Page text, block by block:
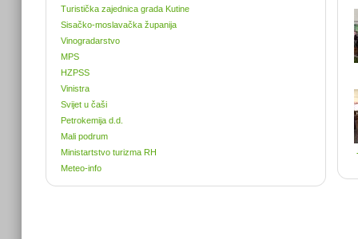
Turistička zajednica grada Kutine
Sisačko-moslavačka županija
Vinogradarstvo
MPS
HZPSS
Vinistra
Svijet u čaši
Petrokemija d.d.
Mali podrum
Ministartstvo turizma RH
Meteo-info